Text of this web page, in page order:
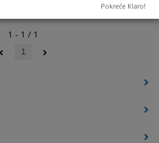
1 - 1 / 1
1
Pokreće Klaro!